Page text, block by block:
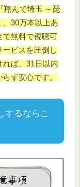
翔んで埼玉 ～琵
、30万本以上あ
て無料で視聴可
ビスを圧倒し
れば、31日以内
ず安心です。
するならこ
事項